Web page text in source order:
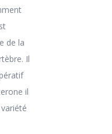
de la
Il
il